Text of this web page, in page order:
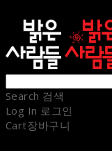
Search 검색
Log In 로그인
Cart장바구니